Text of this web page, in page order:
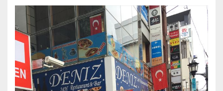
ー
シ
ョ
ン